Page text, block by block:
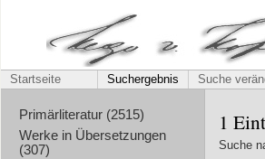
Startseite Suchergebnis Suche
Primärliteratur (2515)
Werke in Übersetzungen
(307)
1
Suche